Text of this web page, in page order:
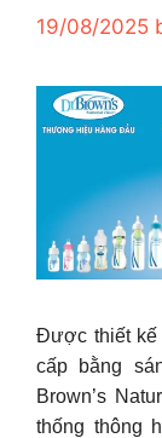
19/08/2025
Được thiết kế
cấp bằng
Brown’s
thống thông